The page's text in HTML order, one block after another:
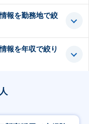
報を勤務地で絞
報を年収で絞り